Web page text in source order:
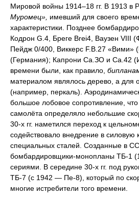
Мировой войны 1914–18 гг. В 1913 в
Муромец», имевший для своего
характеристики. Позднее
Кодрон G.4, Бреге Brei4, Ваузен VIII
Пейдж 0/400, Виккерс F.B.27 «Вими»
(Германия); Капрони Са.ЗО и Са.42
времени были, как правило,
материалом являлось дерево, а для
(например, перкаль).
большое лобовое сопротивление,
самолёта определяло небольшие
30-х гг. наметился переход к
содействовало внедрение в силовую
специальных сталей. Созданные в
бомбардировщики-монопланы ТБ-1
сериями. В середине 30-х гг. под
ТБ-7 (с 1942 — Пе-8), который по
многие истребители того времени.